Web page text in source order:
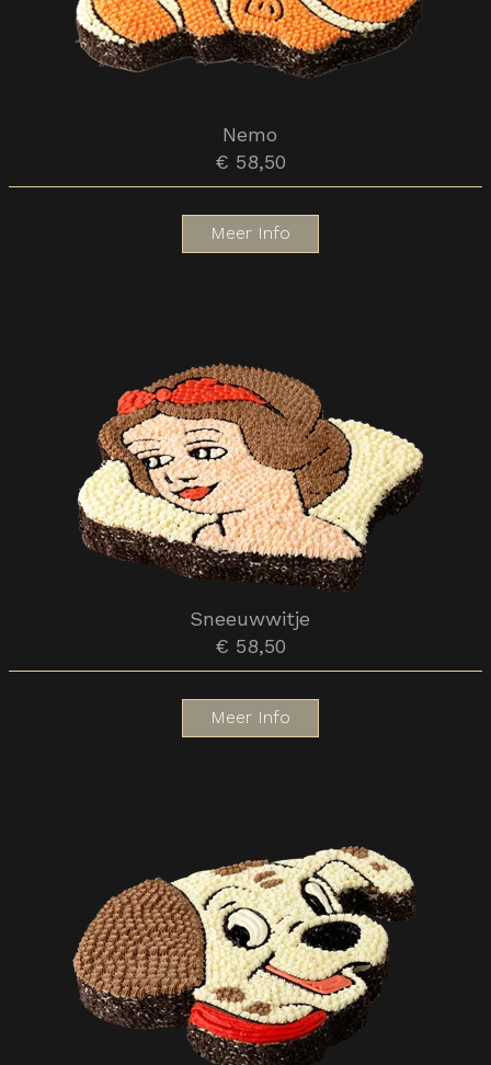
Nemo
€ 58,50
Meer Info
Sneeuwwitje
€ 58,50
Meer Info